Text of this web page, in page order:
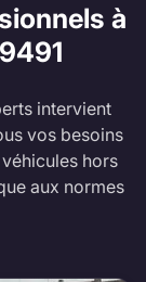
à
intervient
vos besoins
hors
aux normes